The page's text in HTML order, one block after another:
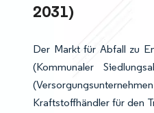
031)
Der Markt für Abfall zu
(Kommunaler
Kraftstoffhändler für den